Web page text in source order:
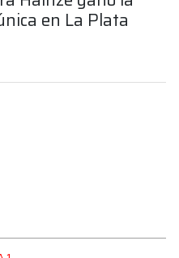
en La Plata